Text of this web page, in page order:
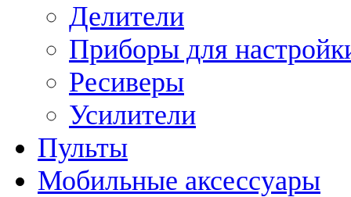
Делители
Приборы для
Ресиверы
Усилители
Пульты
Мобильные аксессуары